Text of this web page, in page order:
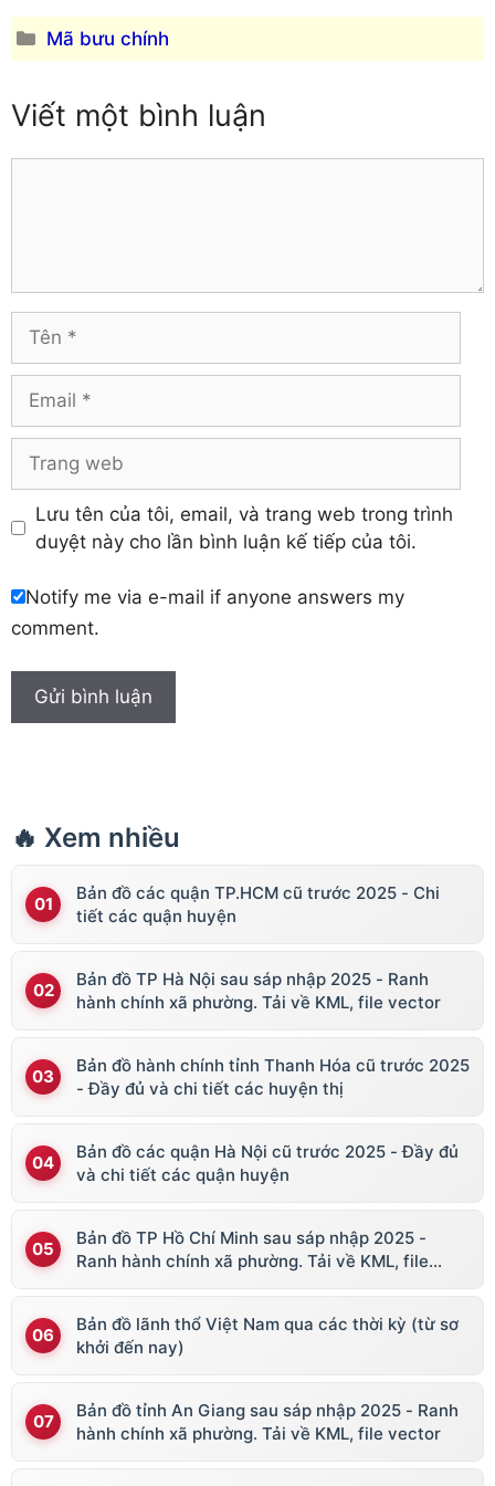
Hòa Bình
Hưng Yên
Yên Bái
Danh
mục
Mã bưu chính
Viết một bình luận
web
Lưu tên của tôi, email, và trang web trong trình
duyệt này cho lần bình luận kế tiếp của tôi.
Notify me via e-mail if anyone answers my
comment.
🔥 Xem nhiều
Bản đồ các quận TP.HCM cũ trước 2025 - Chi
tiết các quận huyện
Bản đồ TP Hà Nội sau sáp nhập 2025 - Ranh
hành chính xã phường. Tải về KML, file vector
Bản đồ hành chính tỉnh Thanh Hóa cũ trước 2025
- Đầy đủ và chi tiết các huyện thị
Bản đồ các quận Hà Nội cũ trước 2025 - Đầy đủ
và chi tiết các quận huyện
Bản đồ TP Hồ Chí Minh sau sáp nhập 2025 -
Ranh hành chính xã phường. Tải về KML, file
Bản đồ lãnh thổ Việt Nam qua các thời kỳ (từ sơ
khởi đến nay)
Bản đồ tỉnh An Giang sau sáp nhập 2025 - Ranh
hành chính xã phường. Tải về KML, file vector